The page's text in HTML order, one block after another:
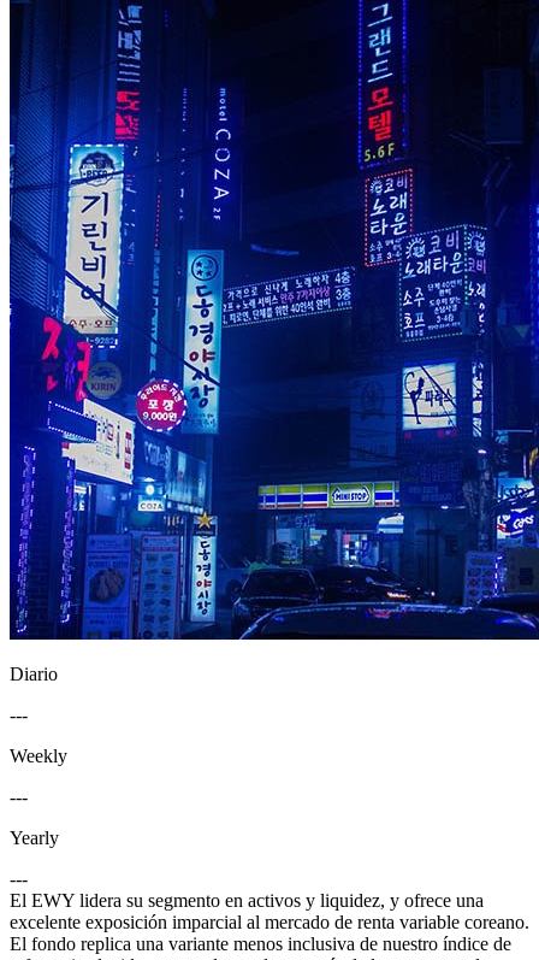
Diario
---
Weekly
---
Yearly
---
El EWY lidera su segmento en activos y liquidez, y ofrece una
excelente exposición imparcial al mercado de renta variable coreano.
El fondo replica una variante menos inclusiva de nuestro índice de